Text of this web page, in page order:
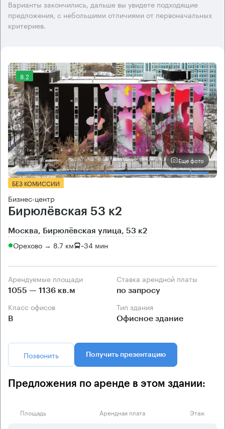
Варианты закончились, дальше вы увидете подходящие
предложения, с небольшими отличиями от первоначальных
критериев.
8.2
Еще фото
БЕЗ КОМИССИИ
Бизнес-центр
Бирюлёвская 53 к2
Москва, Бирюлёвская улица, 53 к2
Орехово → 8.7 км ~34 мин
Арендуемые площади
1055 — 1136 кв.м
Ставка арендной платы
по запросу
Класс офисов
B
Тип здания
Офисное здание
Позвонить Получить презентацию
Предложения по аренде в этом здании:
Площадь Арендная плата Этаж